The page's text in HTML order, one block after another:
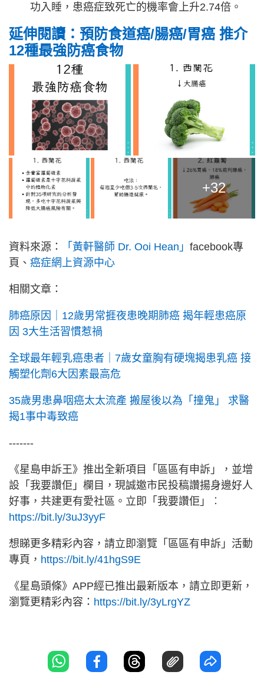
功入睡，患癌症致死亡的機率會上升2.74倍。
延伸閱讀：預防食道癌/腸癌/胃癌 推介
12種最強防癌食物
+32
資料來源： 「黃軒醫師 Dr. Ooi Hean」 facebook專
頁、 癌症網上資源中心
相關文章：
肺癌原因｜12歲男常捱夜患晚期肺癌 揭年輕患癌原
因 3大生活習慣惹禍
全球最年輕乳癌患者｜7歲女童胸有硬塊揭患乳癌 接
觸塑化劑6大因素最高危
35歲男患鼻咽癌太太流產 搬屋後以為「撞鬼」 求醫
揭1事中毒致癌
-------
《星島申訴王》推出全新項目「區區有申訴」，並增
設「我要讚佢」欄目，現誠邀市民投稿讚揚身邊好人
好事，共建更有愛社區。立即「我要讚佢」︰
https://bit.ly/3uJ3yyF
想睇更多精彩內容，請立即瀏覽「區區有申訴」活動
專頁， https://bit.ly/41hgS9E
《星島頭條》APP經已推出最新版本，請立即更新，
瀏覽更精彩內容： https://bit.ly/3yLrgYZ